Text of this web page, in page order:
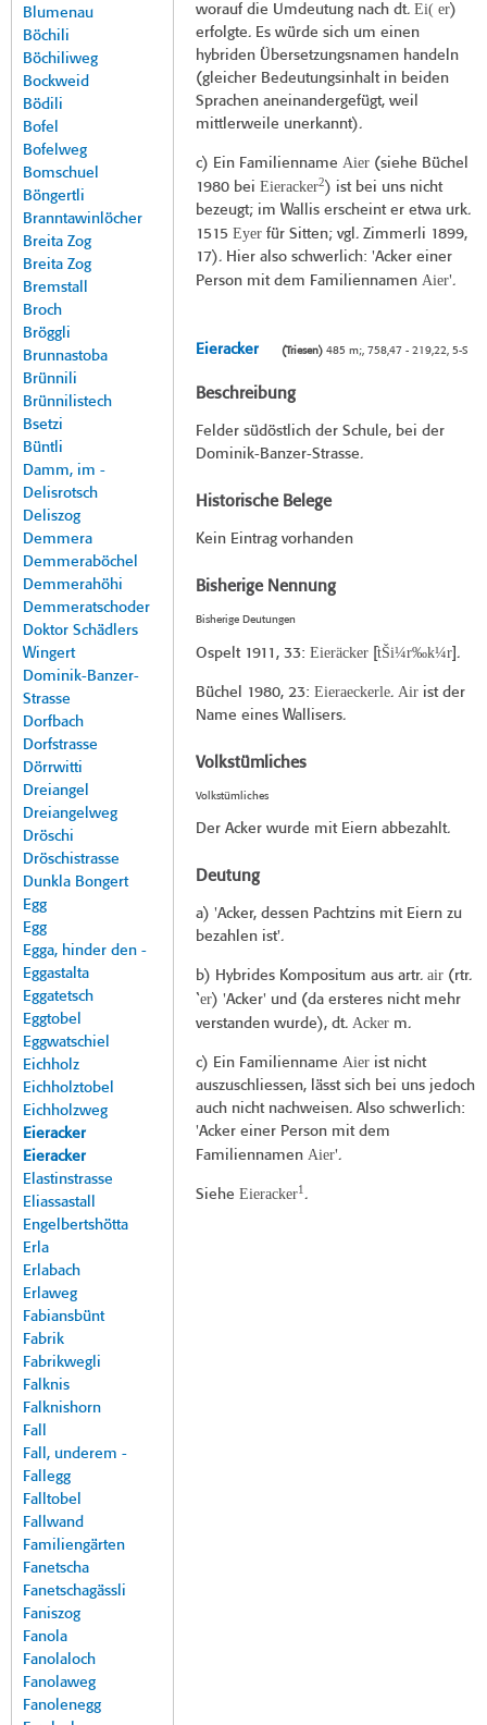
Blumenau
Böchili
Böchiliweg
Bockweid
Bödili
Bofel
Bofelweg
Bomschuel
Böngertli
Branntawinlöcher
Breita Zog
Breita Zog
Bremstall
Broch
Bröggli
Brunnastoba
Brünnili
Brünnilistech
Bsetzi
Büntli
Damm, im -
Delisrotsch
Deliszog
Demmera
Demmeraböchel
Demmerahöhi
Demmeratschoder
Doktor Schädlers
Wingert
Dominik-Banzer-
Strasse
Dorfbach
Dorfstrasse
Dörrwitti
Dreiangel
Dreiangelweg
Dröschi
Dröschistrasse
Dunkla Bongert
Egg
Egg
Egga, hinder den -
Eggastalta
Eggatetsch
Eggtobel
Eggwatschiel
Eichholz
Eichholztobel
Eichholzweg
Eieracker
Eieracker
Elastinstrasse
Eliassastall
Engelbertshötta
Erla
Erlabach
Erlaweg
Fabiansbünt
Fabrik
Fabrikwegli
Falknis
Falknishorn
Fall
Fall, underem -
Fallegg
Falltobel
Fallwand
Familiengärten
Fanetscha
Fanetschagässli
Faniszog
Fanola
Fanolaloch
Fanolaweg
Fanolenegg
worauf die Umdeutung nach dt. Ei( er)
erfolgte. Es würde sich um einen
hybriden Übersetzungsnamen handeln
(gleicher Bedeutungsinhalt in beiden
Sprachen aneinandergefügt, weil
mittlerweile unerkannt).
c) Ein Familienname Aier(siehe Büchel
1980 bei Eieracker2) ist bei uns nicht
bezeugt; im Wallis erscheint er etwa urk.
1515 Eyerfür Sitten; vgl. Zimmerli 1899,
17). Hier also schwerlich: 'Acker einer
Person mit dem Familiennamen Aier'.
Eieracker (Triesen)485 m;, 758,47 - 219,22, 5-S
Beschreibung
Felder südöstlich der Schule, bei der
Dominik-Banzer-Strasse.
Historische Belege
Kein Eintrag vorhanden
Bisherige Nennung
Bisherige Deutungen
Ospelt 1911 , 33: Eieräcker[ t̀Ši¼r‰k¼r].
Büchel 1980, 23: Eieraeckerle. Airist der
Name eines Wallisers.
Volkstümliches
Volkstümliches
Der Acker wurde mit Eiern abbezahlt.
Deutung
a) 'Acker, dessen Pachtzins mit Eiern zu
bezahlen ist'.
b) Hybrides Kompositum aus artr. air(rtr.
`er) 'Acker' und (da ersteres nicht mehr
verstanden wurde), dt. Ackerm.
c) Ein Familienname Aierist nicht
auszuschliessen, lässt sich bei uns jedoch
auch nicht nachweisen. Also schwerlich:
'Acker einer Person mit dem
Familiennamen Aier'.
Siehe Eieracker1 .